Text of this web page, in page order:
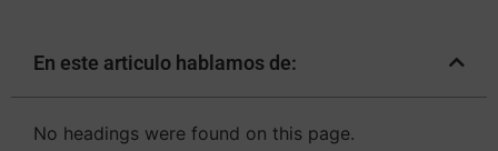
En este articulo hablamos de:
No headings were found on this page.